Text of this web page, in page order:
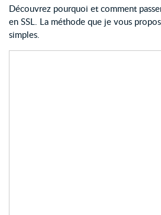
Découvrez pourquoi et comment
en SSL. La méthode que je vous
simples.